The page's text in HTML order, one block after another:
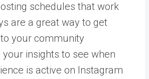
schedules that work
are a great way to get
your community
your insights to see when
is active on Instagram